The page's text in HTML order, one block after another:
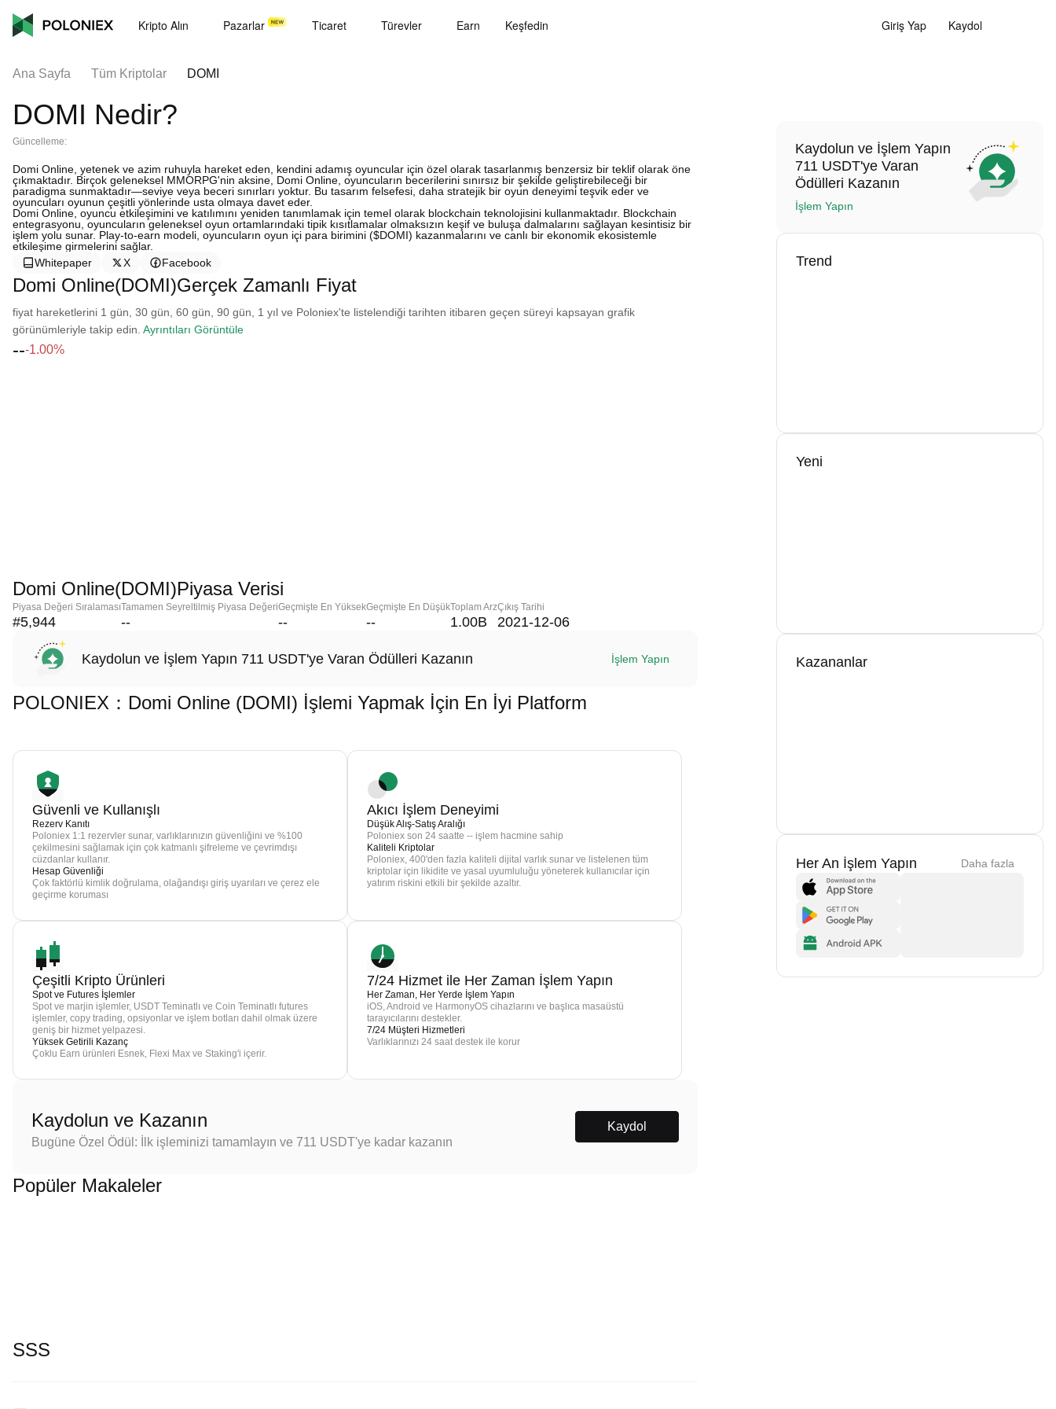
Kripto Alın Pazarlar Ticaret Türevler Earn Keşfedin Giriş Yap Kaydol
Ana Sayfa Tüm Kriptolar DOMI
DOMI Nedir?
Güncelleme:
Domi Online, yetenek ve azim ruhuyla hareket eden, kendini adamış oyuncular için özel olarak tasarlanmış benzersiz bir teklif olarak öne
çıkmaktadır. Birçok geleneksel MMORPG'nin aksine, Domi Online, oyuncuların becerilerini sınırsız bir şekilde geliştirebileceği bir
paradigma sunmaktadır—seviye veya beceri sınırları yoktur. Bu tasarım felsefesi, daha stratejik bir oyun deneyimi teşvik eder ve
oyuncuları oyunun çeşitli yönlerinde usta olmaya davet eder.
Domi Online, oyuncu etkileşimini ve katılımını yeniden tanımlamak için temel olarak blockchain teknolojisini kullanmaktadır. Blockchain
entegrasyonu, oyuncuların geleneksel oyun ortamlarındaki tipik kısıtlamalar olmaksızın keşif ve buluşa dalmalarını sağlayan kesintisiz bir
işlem yolu sunar. Play-to-earn modeli, oyuncuların oyun içi para birimini ($DOMI) kazanmalarını ve canlı bir ekonomik ekosistemle
etkileşime girmelerini sağlar.
Whitepaper
X Facebook
Domi Online(DOMI)Gerçek Zamanlı Fiyat
fiyat hareketlerini 1 gün, 30 gün, 60 gün, 90 gün, 1 yıl ve Poloniex'te listelendiği tarihten itibaren geçen süreyi kapsayan grafik
görünümleriyle takip edin. Ayrıntıları Görüntüle
---1.00%
Domi Online(DOMI)Piyasa Verisi
Piyasa Değeri Sıralaması
#5,944
Tamamen Seyreltilmiş Piyasa Değeri
--
Geçmişte En Yüksek
--
Geçmişte En Düşük
--
Toplam Arz
1.00B
Çıkış Tarihi
2021-12-06
Kaydolun ve İşlem Yapın 711 USDT'ye Varan Ödülleri Kazanın İşlem Yapın
POLONIEX：Domi Online (DOMI) İşlemi Yapmak İçin En İyi Platform
Güvenli ve Kullanışlı
Rezerv Kanıtı
Poloniex 1:1 rezervler sunar, varlıklarınızın güvenliğini ve %100
çekilmesini sağlamak için çok katmanlı şifreleme ve çevrimdışı
cüzdanlar kullanır.
Hesap Güvenliği
Çok faktörlü kimlik doğrulama, olağandışı giriş uyarıları ve çerez ele
geçirme koruması
Akıcı İşlem Deneyimi
Düşük Alış-Satış Aralığı
Poloniex son 24 saatte -- işlem hacmine sahip
Kaliteli Kriptolar
Poloniex, 400'den fazla kaliteli dijital varlık sunar ve listelenen tüm
kriptolar için likidite ve yasal uyumluluğu yöneterek kullanıcılar için
yatırım riskini etkili bir şekilde azaltır.
Çeşitli Kripto Ürünleri
Spot ve Futures İşlemler
Spot ve marjin işlemler, USDT Teminatlı ve Coin Teminatlı futures
işlemler, copy trading, opsiyonlar ve işlem botları dahil olmak üzere
geniş bir hizmet yelpazesi.
Yüksek Getirili Kazanç
Çoklu Earn ürünleri Esnek, Flexi Max ve Staking'i içerir.
7/24 Hizmet ile Her Zaman İşlem Yapın
Her Zaman, Her Yerde İşlem Yapın
iOS, Android ve HarmonyOS cihazlarını ve başlıca masaüstü
tarayıcılarını destekler.
7/24 Müşteri Hizmetleri
Varlıklarınızı 24 saat destek ile korur
Kaydolun ve Kazanın
Bugüne Özel Ödül: İlk işleminizi tamamlayın ve 711 USDT'ye kadar kazanın
Kaydol
Popüler Makaleler
SSS
Kaydolun ve İşlem Yapın
711 USDT'ye Varan
Ödülleri Kazanın
İşlem Yapın
Trend
Yeni
Kazananlar
Her An İşlem Yapın Daha fazla